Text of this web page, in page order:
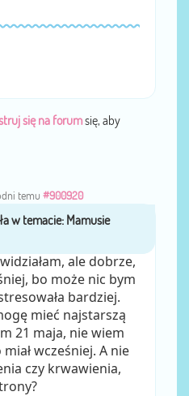
się na forumsię, aby
temu #900920
ale dobrze,
bo może nic bym
bardziej.
mieć najstarszą
21 maja, nie wiem
wcześniej. A nie
czy krwawienia,